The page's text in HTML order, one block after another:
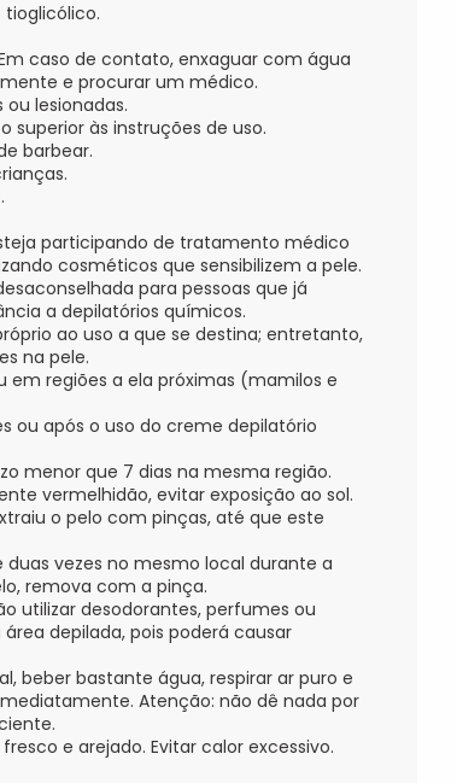
caso de contato, enxaguar com água
e procurar um médico.
lesionadas.
superior às instruções de uso.
barbear.
participando de tratamento médico
cosméticos que sensibilizem a pele.
para pessoas que já
a depilatórios químicos.
ao uso a que se destina; entretanto,
na pele.
em regiões a ela próximas (mamilos e
ou após o uso do creme depilatório
menor que 7 dias na mesma região.
vermelhidão, evitar exposição ao sol.
o pelo com pinças, até que este
duas vezes no mesmo local durante a
remova com a pinça.
utilizar desodorantes, perfumes ou
depilada, pois poderá causar
beber bastante água, respirar ar puro e
Atenção: não dê nada por
e arejado. Evitar calor excessivo.